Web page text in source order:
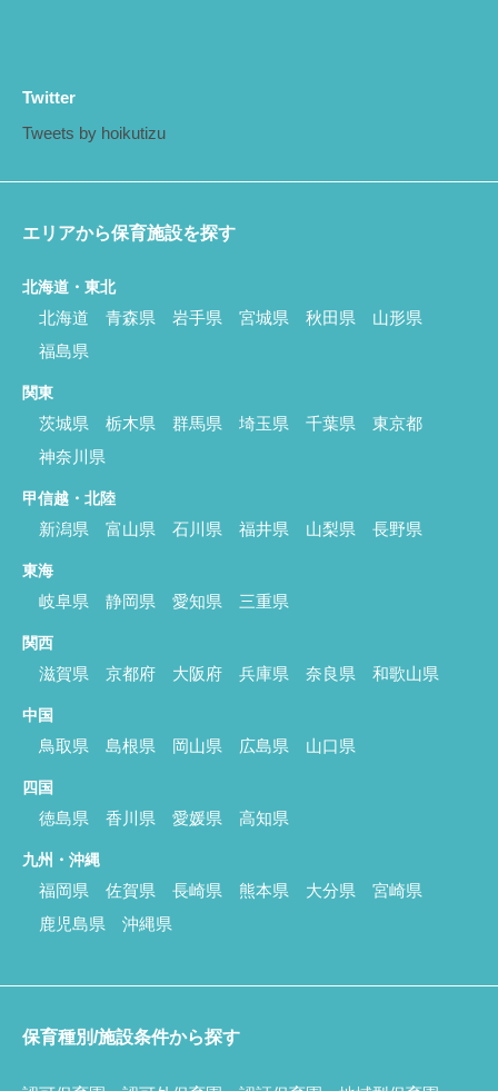
Twitter
Tweets by hoikutizu
エリアから保育施設を探す
北海道・東北
北海道 青森県 岩手県 宮城県 秋田県
山形県
福島県
関東
茨城県 栃木県 群馬県 埼玉県 千葉県
東京都
神奈川県
甲信越・北陸
新潟県 富山県 石川県 福井県 山梨県 長野県
東海
岐阜県 静岡県 愛知県 三重県
関西
滋賀県 京都府 大阪府 兵庫県 奈良県 和歌山県
中国
鳥取県 島根県 岡山県 広島県 山口県
四国
徳島県 香川県 愛媛県 高知県
九州・沖縄
福岡県 佐賀県 長崎県 熊本県 大分県
宮崎県
鹿児島県
沖縄県
保育種別/施設条件から探す